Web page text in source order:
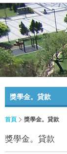
獎學金。貸款
首頁 獎學金。貸款
獎學金。貸款